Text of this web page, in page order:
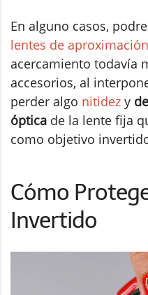
En alguno casos,
lentes de aproximación
acercamiento todavía
accesorios, al
perder algo nitidez y
óptica de la lente fija
como objetivo
Cómo
Invertido